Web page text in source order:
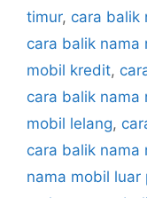
timur, cara balik
cara balik nama
mobil kredit,
cara balik nama
mobil lelang,
cara balik nama
nama mobil luar